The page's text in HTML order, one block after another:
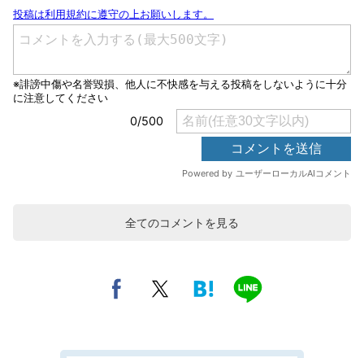
全てのコメントを見る